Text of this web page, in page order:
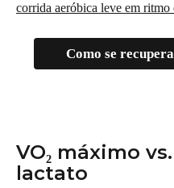
corrida aeróbica leve em ritmo
Como se
VO₂ máximo
lactato